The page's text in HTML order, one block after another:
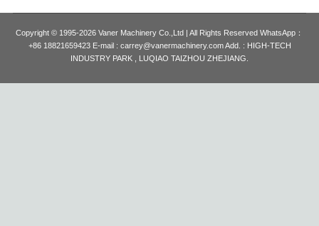
Copyright © 1995-2026 Vaner Machinery Co.,Ltd | All Rights Reserved WhatsApp：
+86 18821659423 E-mail : carrey@vanermachinery.com Add. : HIGH-TECH
INDUSTRY PARK , LUQIAO TAIZHOU ZHEJIANG.